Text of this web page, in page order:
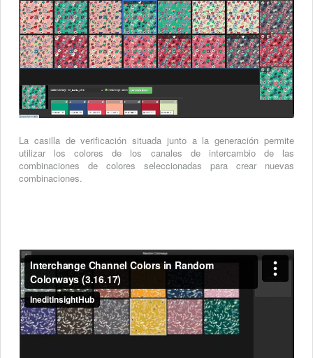
La casilla de verificación situada junto a la generación permite
utilizar los colores de los canales de intercambio de las
combinaciones de colores seleccionadas para crear nuevas
combinaciones.